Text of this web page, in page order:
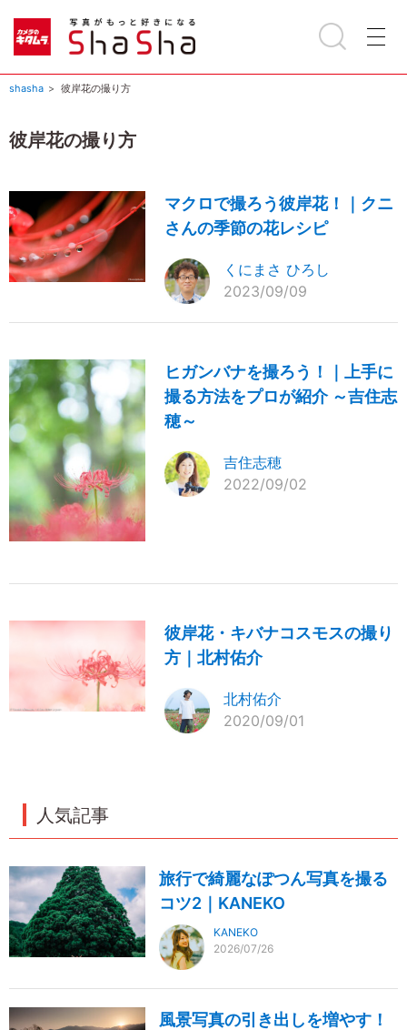
shasha 彼岸花の撮り方
彼岸花の撮り方
マクロで撮ろう彼岸花！｜クニ
さんの季節の花レシピ
くにまさ ひろし
2023/09/09
ヒガンバナを撮ろう！｜上手に
撮る方法をプロが紹介 ～吉住志
穂～
吉住志穂
2022/09/02
彼岸花・キバナコスモスの撮り
方｜北村佑介
北村佑介
2020/09/01
人気記事
旅行で綺麗なぽつん写真を撮る
コツ2｜KANEKO
KANEKO
2026/07/26
風景写真の引き出しを増やす！